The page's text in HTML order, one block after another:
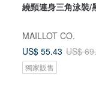
繞頸連身三角泳裝
MAILLOT CO.
US$ 55.43 US$
獨家販售